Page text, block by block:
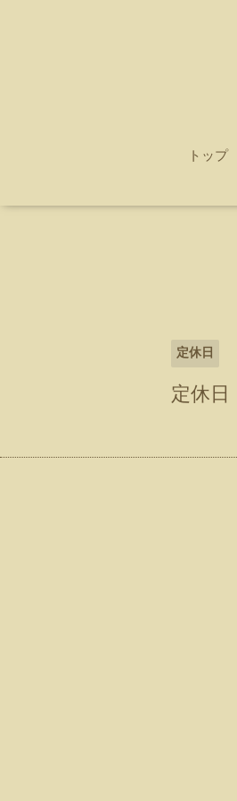
トップ
定休日
定休日